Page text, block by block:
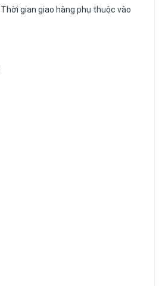
gian giao hàng phụ thuộc vào